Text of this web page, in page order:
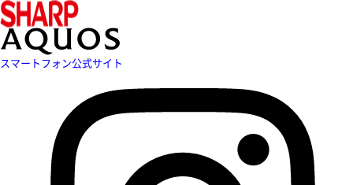
スマートフォン公式サイト